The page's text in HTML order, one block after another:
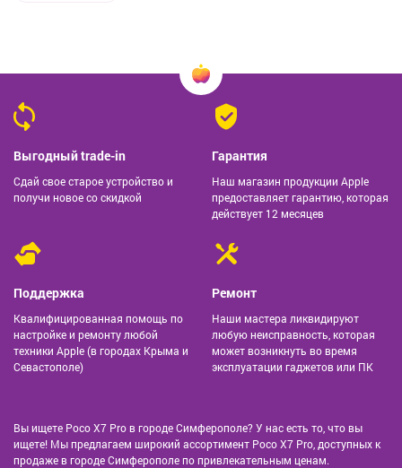
Выгодный trade-in
Сдай свое старое устройство и
получи новое со скидкой
Гарантия
Наш магазин продукции Apple
предоставляет гарантию, которая
действует 12 месяцев
Поддержка
Квалифицированная помощь по
настройке и ремонту любой
техники Apple (в городах Крыма и
Севастополе)
Ремонт
Наши мастера ликвидируют
любую неисправность, которая
может возникнуть во время
эксплуатации гаджетов или ПК
Вы ищете Poco X7 Pro в городе Симферополе? У нас есть то, что вы
ищете! Мы предлагаем широкий ассортимент Poco X7 Pro, доступных к
продаже в городе Симферополе по привлекательным ценам.